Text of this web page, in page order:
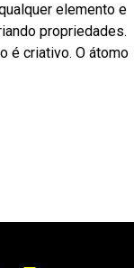
elemento e
propriedades.
é criativo. O átomo